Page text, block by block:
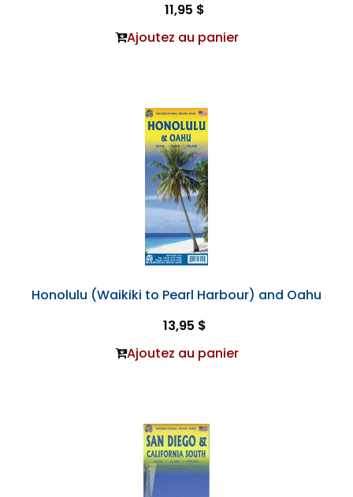
11,95 $
Ajoutez au panier
Honolulu (Waikiki to Pearl Harbour) and Oahu
13,95 $
Ajoutez au panier